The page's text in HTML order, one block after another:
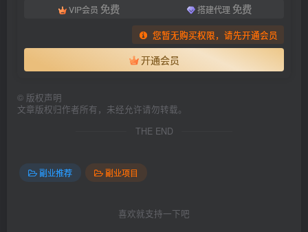
VIP会员 免费 搭建代理 免费
您暂无购买权限，请先开通会员
开通会员
© 版权声明
文章版权归作者所有，未经允许请勿转载。
THE END
副业推荐 副业项目
喜欢就支持一下吧